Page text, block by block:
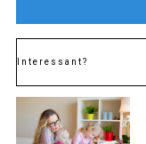
Interessant?